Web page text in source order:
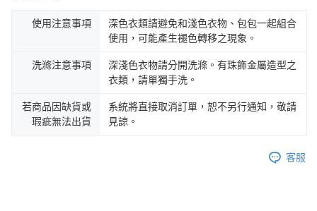
使用注意事項
深色衣類請避免和淺色衣物、包包一起組合
使用，可能產生褪色轉移之現象。
洗滌注意事項
深淺色衣物請分開洗滌。有珠飾金屬造型之
衣類，請單獨手洗。
若商品因缺貨或
瑕疵無法出貨
系統將直接取消訂單，恕不另行通知，敬請
見諒。
客服